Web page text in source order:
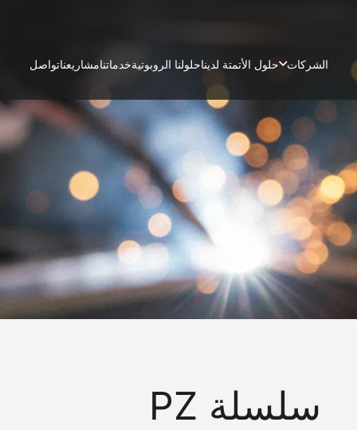
الشركات حلول الأتمتة لديناحلولنا الروبوتيةخدماتنامشاريعناتواصل
سلسلة PZ